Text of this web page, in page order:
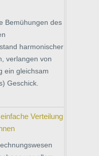
Bemühungen des
harmonischer
verlangen von
ein gleichsam
Geschick.
Verteilung